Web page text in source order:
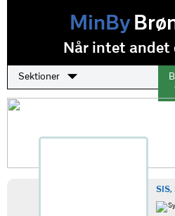
MinBy
Når intet
Sektioner